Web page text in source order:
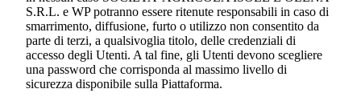
S.R.L. e WP potranno essere ritenute responsabili in caso di
smarrimento, diffusione, furto o utilizzo non consentito da
parte di terzi, a qualsivoglia titolo, delle credenziali di
accesso degli Utenti. A tal fine, gli Utenti devono scegliere
una password che corrisponda al massimo livello di
sicurezza disponibile sulla Piattaforma.